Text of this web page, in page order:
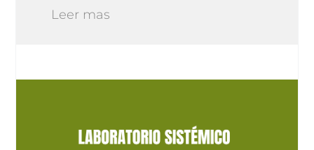
Leer mas